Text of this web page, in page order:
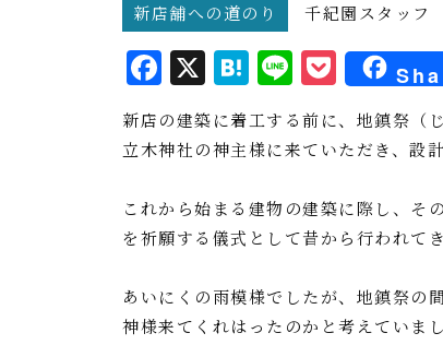
新店舗への道のり 千紀園スタッフ
F
a
c
e
b
o
o
k
X H
a
t
e
n
a
L
i
n
e
P
o
c
k
e
t
新店の建築に着工する前に、地鎮祭（
立木神社の神主様に来ていただき、設
これから始まる建物の建築に際し、そ
を祈願する儀式として昔から行われてき
あいにくの雨模様でしたが、地鎮祭の
神様来てくれはったのかと考えていまし